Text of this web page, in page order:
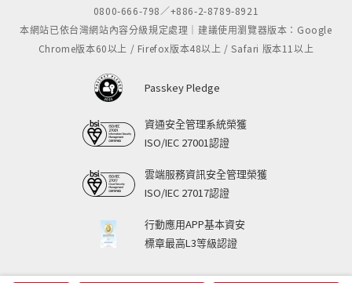
0800-666-798／+886-2-8789-8921
本網站已依台灣網站內容分級規定處理｜建議使用瀏覽器版本：Google
Chrome版本60以上 / Firefox版本48以上 / Safari 版本11以上
Passkey Pledge
資通安全管理系統榮獲
ISO/IEC 27001認證
雲端服務資訊安全管理榮獲
ISO/IEC 27017認證
行動應用APP基本資安
標章最高L3等級認證